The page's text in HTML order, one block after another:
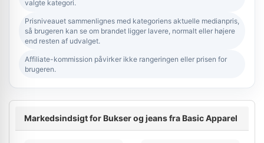
valgte kategori.
Prisniveauet sammenlignes med kategoriens aktuelle medianpris,
så brugeren kan se om brandet ligger lavere, normalt eller højere
end resten af udvalget.
Affiliate-kommission påvirker ikke rangeringen eller prisen for
brugeren.
Markedsindsigt for Bukser og jeans fra Basic Apparel